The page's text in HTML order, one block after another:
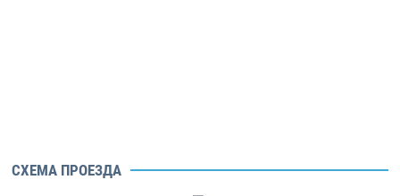
СХЕМА ПРОЕЗДА